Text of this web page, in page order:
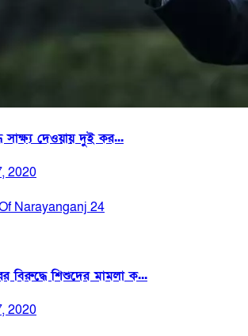
সাক্ষ্য দেওয়ায় দুই কর...
2020
Narayanganj 24
বিরুদ্ধে শিশুদের মামলা ক...
2020